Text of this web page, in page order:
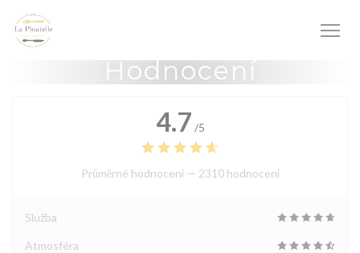
Panel pro správu cookies
Hodnocení
4.7 /5
Průměrné hodnocení — 2310 hodnoceni
Služba
Atmosféra